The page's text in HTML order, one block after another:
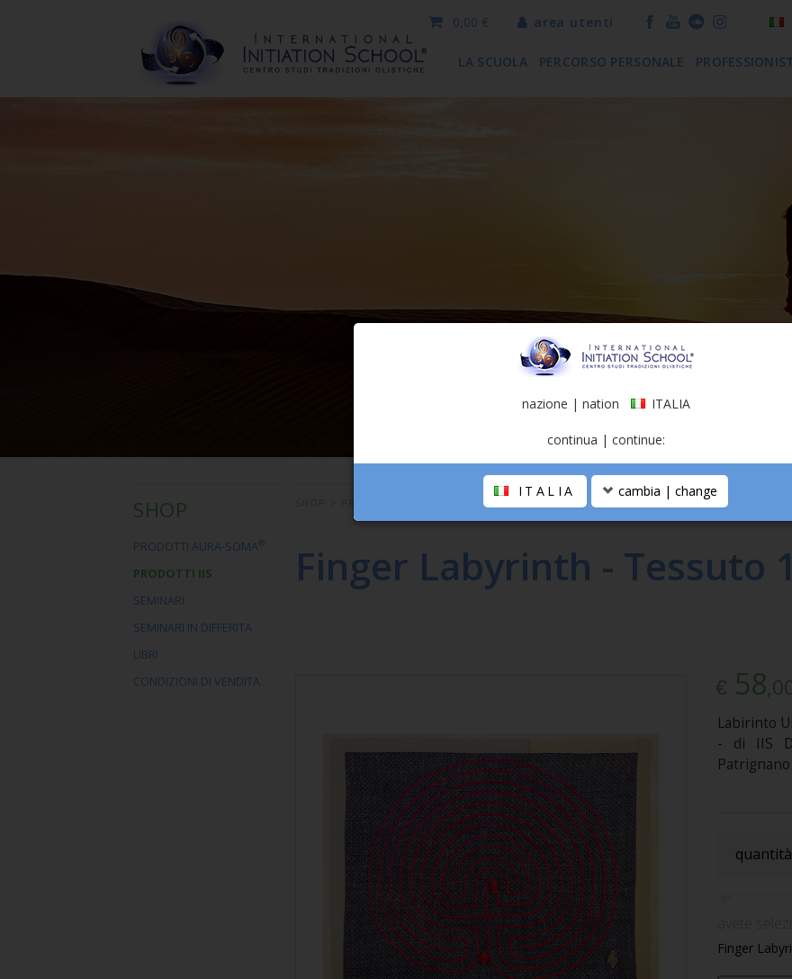
area utenti
0,00 €
LA SCUOLA PERCORSO PERSONALE
SHOP
PRODOTTI AURA-SOMA®
PRODOTTI IIS
SEMINARI
SEMINARI IN DIFFERITA
LIBRI
CONDIZIONI DI VENDITA
Finger Labyrinth - Tessuto
€ 58
Labirinto
- di IIS
Finger
nazione | nation ITALIA
continua | continue:
ITALIA cambia | change